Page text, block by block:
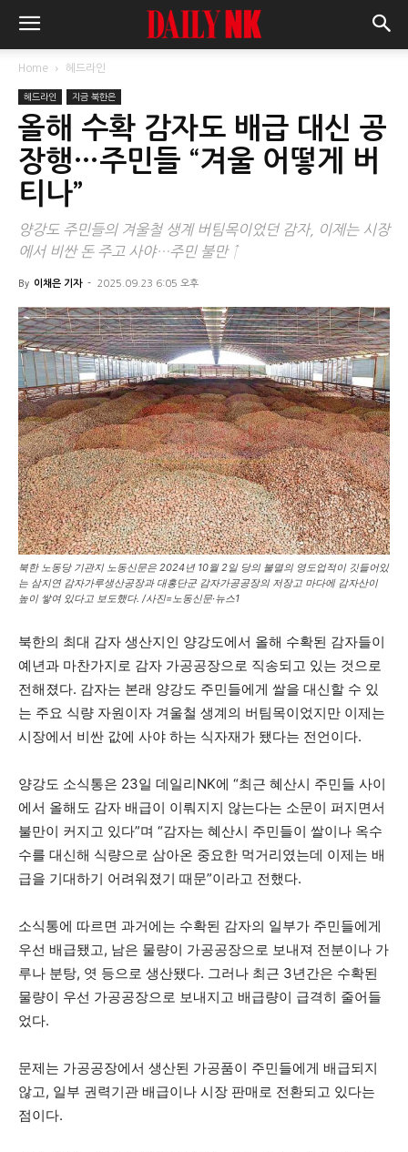
Home 헤드라인
헤드라인 지금 북한은
올해 수확 감자도 배급 대신 공
장행…주민들 “겨울 어떻게 버
티나”
양강도 주민들의 겨울철 생계 버팀목이었던 감자, 이제는 시장
에서 비싼 돈 주고 사야…주민 불만 ↑
By 이채은 기자 - 2025.09.23 6:05 오후
북한 노동당 기관지 노동신문은 2024년 10월 2일 당의 불멸의 영도업적이 깃들어있
는 삼지연 감자가루생산공장과 대홍단군 감자가공공장의 저장고 마다에 감자산이
높이 쌓여 있다고 보도했다. /사진=노동신문·뉴스1
북한의 최대 감자 생산지인 양강도에서 올해 수확된 감자들이
예년과 마찬가지로 감자 가공공장으로 직송되고 있는 것으로
전해졌다. 감자는 본래 양강도 주민들에게 쌀을 대신할 수 있
는 주요 식량 자원이자 겨울철 생계의 버팀목이었지만 이제는
시장에서 비싼 값에 사야 하는 식자재가 됐다는 전언이다.
양강도 소식통은 23일 데일리NK에 “최근 혜산시 주민들 사이
에서 올해도 감자 배급이 이뤄지지 않는다는 소문이 퍼지면서
불만이 커지고 있다”며 “감자는 혜산시 주민들이 쌀이나 옥수
수를 대신해 식량으로 삼아온 중요한 먹거리였는데 이제는 배
급을 기대하기 어려워졌기 때문”이라고 전했다.
소식통에 따르면 과거에는 수확된 감자의 일부가 주민들에게
우선 배급됐고, 남은 물량이 가공공장으로 보내져 전분이나 가
루나 분탕, 엿 등으로 생산됐다. 그러나 최근 3년간은 수확된
물량이 우선 가공공장으로 보내지고 배급량이 급격히 줄어들
었다.
문제는 가공공장에서 생산된 가공품이 주민들에게 배급되지
않고, 일부 권력기관 배급이나 시장 판매로 전환되고 있다는
점이다.